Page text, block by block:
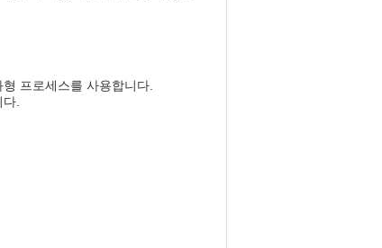
프로세스를 사용합니다.
.